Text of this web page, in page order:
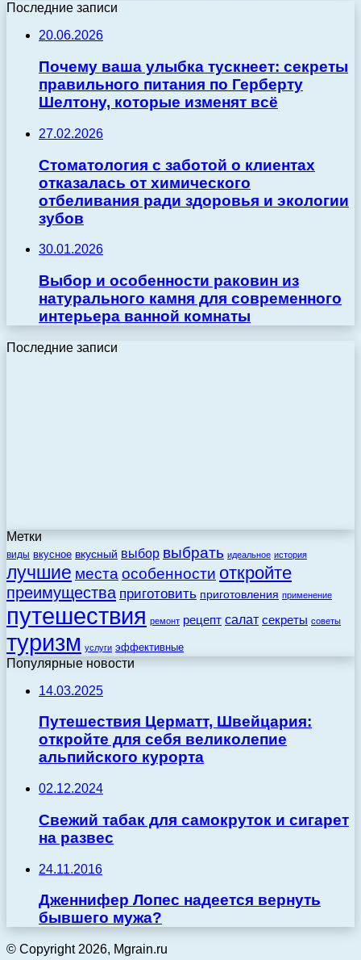
Последние записи
20.06.2026
Почему ваша улыбка тускнеет: секреты
правильного питания по Герберту
Шелтону, которые изменят всё
27.02.2026
Стоматология с заботой о клиентах
отказалась от химического
отбеливания ради здоровья и экологии
зубов
30.01.2026
Выбор и особенности раковин из
натурального камня для современного
интерьера ванной комнаты
Последние записи
Метки
виды вкусное вкусный выбор выбрать идеальное история
лучшие места особенности откройте
преимущества приготовить приготовления применение
путешествия ремонт рецепт салат секреты советы
туризм услуги эффективные
Популярные новости
14.03.2025
Путешествия Церматт, Швейцария:
откройте для себя великолепие
альпийского курорта
02.12.2024
Свежий табак для самокруток и сигарет
на развес
24.11.2016
Дженнифер Лопес надеется вернуть
бывшего мужа?
© Copyright 2026, Mgrain.ru